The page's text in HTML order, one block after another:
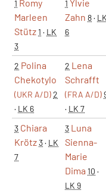
1 Romy
Marleen
Stütz1 · LK
3
1 Ylvie
Zahn 8· LK
6
2 Polina
Chekotylo
(UKR A/D)2
· LK 6
2 Lena
Schrafft
(FRA A/D)
· LK 7
3 Chiara
Krötz3· LK
7
3 Luna
Sienna-
Marie
Dima 10 ·
LK 9